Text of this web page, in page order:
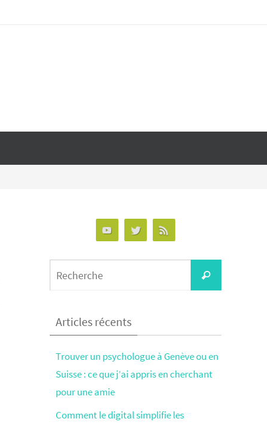
Recherche
Articles récents
Trouver un psychologue à Genève ou en
Suisse : ce que j’ai appris en cherchant
pour une amie
Comment le digital simplifie les